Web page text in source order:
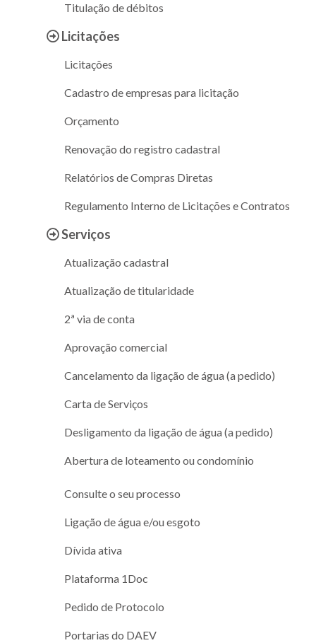
Titulação de débitos
Licitações
Licitações
Cadastro de empresas para licitação
Orçamento
Renovação do registro cadastral
Relatórios de Compras Diretas
Regulamento Interno de Licitações e Contratos
Serviços
Atualização cadastral
Atualização de titularidade
2ª via de conta
Aprovação comercial
Cancelamento da ligação de água (a pedido)
Carta de Serviços
Desligamento da ligação de água (a pedido)
Abertura de loteamento ou condomínio
Consulte o seu processo
Ligação de água e/ou esgoto
Dívida ativa
Plataforma 1Doc
Pedido de Protocolo
Portarias do DAEV